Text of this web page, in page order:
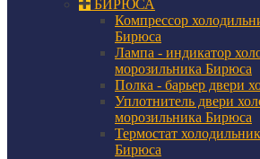
БИРЮСА
Компрессор
Бирюса
Лампа - индикатор
морозильника Бирюса
Полка - барьер двери
Уплотнитель двери
морозильника Бирюса
Термостат
Бирюса